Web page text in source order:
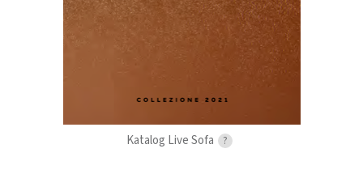
Katalog Live Sofa ?